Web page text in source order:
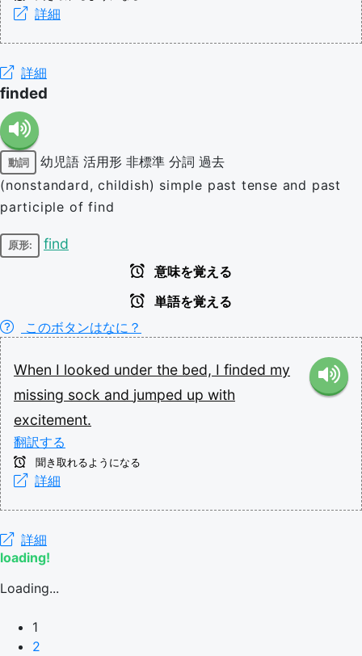
詳細
詳細
finded
動詞 幼児語 活用形 非標準 分詞 過去
(nonstandard, childish) simple past tense and past
participle of find
原形: find
意味を覚える
単語を覚える
このボタンはなに？
When I looked under the bed, I finded my
missing sock and jumped up with
excitement.
翻訳する
聞き取れるようになる
詳細
詳細
loading!
Loading...
1
2